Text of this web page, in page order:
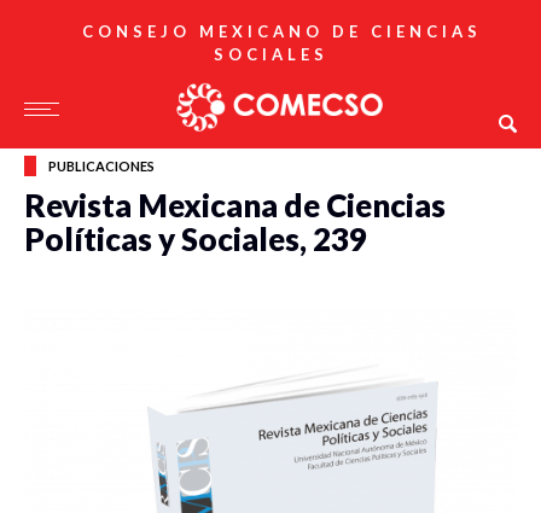
CONSEJO MEXICANO DE CIENCIAS
SOCIALES
PUBLICACIONES
Revista Mexicana de Ciencias
Políticas y Sociales, 239